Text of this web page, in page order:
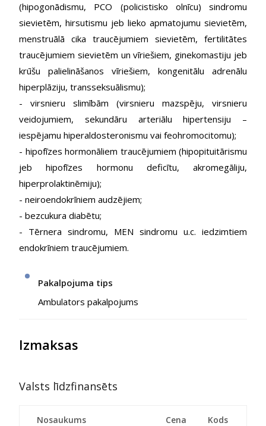
(hipogonādismu, PCO (policistisko olnīcu) sindromu
sievietēm, hirsutismu jeb lieko apmatojumu sievietēm,
menstruālā cika traucējumiem sievietēm, fertilitātes
traucējumiem sievietēm un vīriešiem, ginekomastiju jeb
krūšu palielināšanos vīriešiem, kongenitālu adrenālu
hiperplāziju, transseksuālismu);
- virsnieru slimībām (virsnieru mazspēju, virsnieru
veidojumiem, sekundāru arteriālu hipertensiju –
iespējamu hiperaldosteronismu vai feohromocitomu);
- hipofīzes hormonāliem traucējumiem (hipopituitārismu
jeb hipofīzes hormonu deficītu, akromegāliju,
hiperprolaktinēmiju);
- neiroendokrīniem audzējiem;
- bezcukura diabētu;
- Tērnera sindromu, MEN sindromu u.c. iedzimtiem
endokrīniem traucējumiem.
Pakalpojuma tips
Ambulators pakalpojums
Izmaksas
Valsts līdzfinansēts
Nosaukums Cena Kods